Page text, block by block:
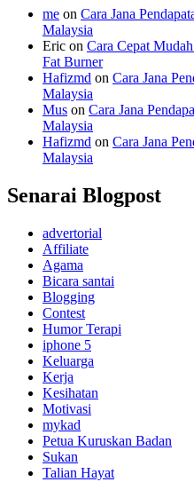
me on Cara Jana
Malaysia
Eric on Cara Cepat
Fat Burner
Hafizmd on Cara Jana
Malaysia
Mus on Cara Jana
Malaysia
Hafizmd on Cara Jana
Malaysia
Senarai Blogpost
advertorial
Affiliate
Agama
Bicara santai
Blogging
Contest
Humor Terapi
iphone 5
Keluarga
Kerja
Kesihatan
Motivasi
mykad
Petua Kuruskan Badan
Sukan
Talian Hayat